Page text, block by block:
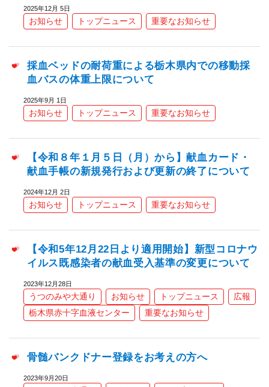
2025年12月 5日
お知らせ トップニュース 重要なお知らせ
採血ベッドの耐荷重による栃木県内での移動採
血バスの体重上限について
2025年9月 1日
お知らせ トップニュース 重要なお知らせ
【令和８年１月５日（月）から】献血カード・
献血手帳の新規発行および更新の終了について
2024年12月 2日
お知らせ トップニュース 重要なお知らせ
【令和5年12月22日より適用開始】新型コロナウ
イルス既感染者の献血受入基準の変更について
2023年12月28日
うつのみや大通り お知らせ トップニュース
広報
栃木県赤十字血液センター
重要なお知らせ
骨髄バンクドナー登録をお考えの方へ
2023年9月20日